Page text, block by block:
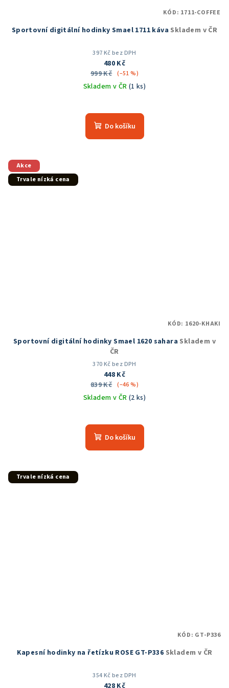
Sportovní digitální hodinky Smael 1711 káva Skladem v ČR
397 Kč bez DPH
480 Kč
999 Kč (–51 %)
Skladem v ČR (1 ks)
hodnocení
produktu
Do košíku
KÓD: 1711-COFFEE
Akce
Trvale nízká cena
Sportovní digitální hodinky Smael 1620 sahara Skladem v
ČR
370 Kč bez DPH
448 Kč
839 Kč (–46 %)
Skladem v ČR (2 ks)
hodnocení
produktu
Do košíku
KÓD: 1620-KHAKI
Trvale nízká cena
Kapesní hodinky na řetízku ROSE GT-P336 Skladem v ČR
354 Kč bez DPH
428 Kč
KÓD: GT-P336